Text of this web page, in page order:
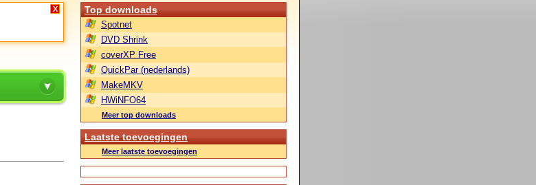
X Top downloads
Spotnet
DVD Shrink
coverXP Free
QuickPar (nederlands)
MakeMKV
HWiNFO64
Meer top downloads
Laatste toevoegingen
Meer laatste toevoegingen